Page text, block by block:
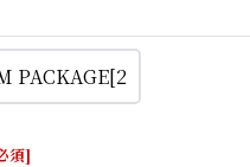
須]